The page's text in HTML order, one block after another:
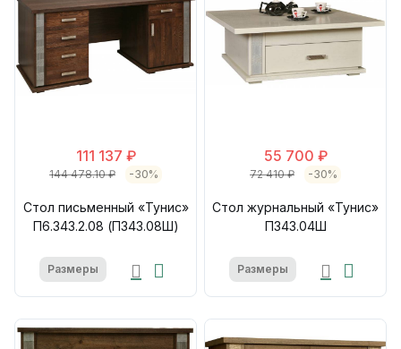
111 137 ₽
144 478.10 ₽ -30%
Стол письменный «Тунис»
П6.343.2.08 (П343.08Ш)
Размеры
55 700 ₽
72 410 ₽ -30%
Стол журнальный «Тунис»
П343.04Ш
Размеры